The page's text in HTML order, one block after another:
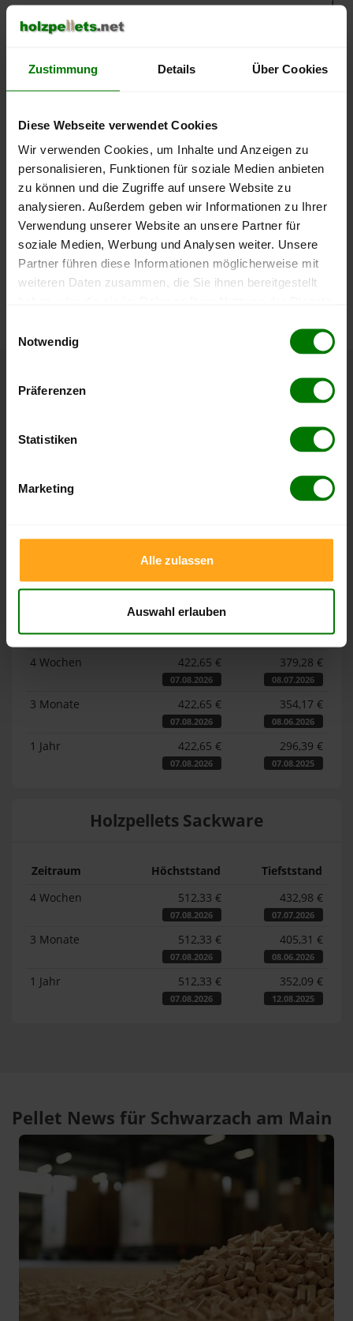
Zustimmung Details Über Cookies
Diese Webseite verwendet Cookies
Wir verwenden Cookies, um Inhalte und Anzeigen zu
personalisieren, Funktionen für soziale Medien anbieten
zu können und die Zugriffe auf unsere Website zu
analysieren. Außerdem geben wir Informationen zu Ihrer
Verwendung unserer Website an unsere Partner für
soziale Medien, Werbung und Analysen weiter. Unsere
Partner führen diese Informationen möglicherweise mit
weiteren Daten zusammen, die Sie ihnen bereitgestellt
Notwendig
Präferenzen
Statistiken
Marketing
Alle zulassen
Auswahl erlauben
lose Ware Sackware
September
Januar
Mai
250 €
300 €
350 €
Die aktuelle Preisentwicklung für Holzpellets in Deutschland
können Sie jederzeit auf unsererPelletspreise-Seite
Höchst- und Tiefststände der
Pelletspreise für lose Holzpellets und Holzpellets
Sackware in Schwarzach am Main
. Das dazugehörige
Lose Holzpellets
Zeitraum Höchststand
Tiefststand
4 Wochen
422,65 €
07.08.2026
379,28 €
08.07.2026
3 Monate 422,65 €
07.08.2026
354,17 €
08.06.2026
1 Jahr 422,65 €
07.08.2026
296,39 €
07.08.2025
Holzpellets Sackware
Zeitraum Höchststand
Tiefststand
4 Wochen
512,33 €
07.08.2026
432,98 €
07.07.2026
3 Monate 512,33 €
07.08.2026
405,31 €
08.06.2026
1 Jahr 512,33 €
07.08.2026
352,09 €
12.08.2025
Pellet News für Schwarzach am Main